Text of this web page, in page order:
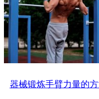
器械锻炼手臂力量的